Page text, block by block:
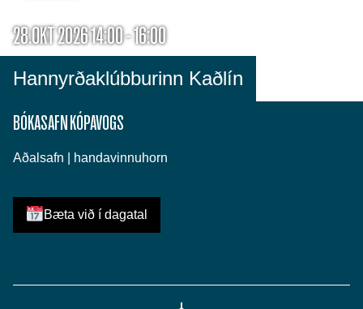
28.OKT 2026 14:00 - 16:00
Hannyrðaklúbburinn Kaðlín
BÓKASAFN KÓPAVOGS
Aðalsafn | handavinnuhorn
Bæta við í dagatal